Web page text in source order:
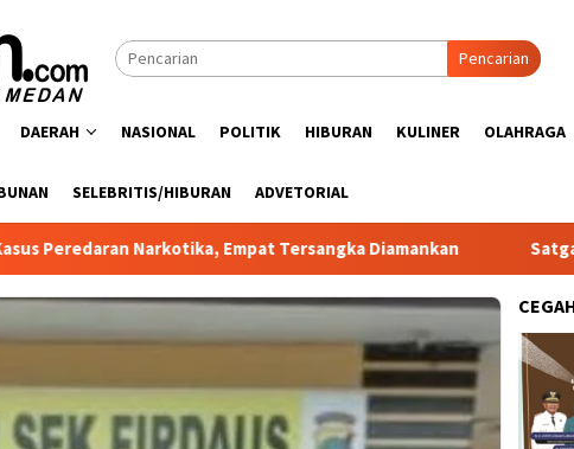
Pencarian
DAERAH NASIONAL POLITIK HIBURAN KULINER OLAHRAGA
SELEBRITIS/HIBURAN ADVETORIAL
Empat Tersangka Diamankan Satgas PRR Pacu